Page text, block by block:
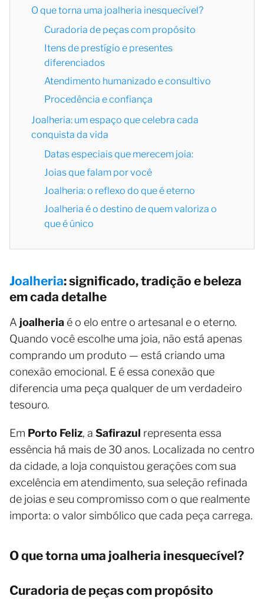
O que torna uma joalheria inesquecível?
Curadoria de peças com propósito
Itens de prestígio e presentes
diferenciados
Atendimento humanizado e consultivo
Procedência e confiança
Joalheria: um espaço que celebra cada
conquista da vida
Datas especiais que merecem joia:
Joias que falam por você
Joalheria: o reflexo do que é eterno
Joalheria é o destino de quem valoriza o
que é único
Joalheria: significado, tradição e beleza
em cada detalhe
A joalheria é o elo entre o artesanal e o eterno.
Quando você escolhe uma joia, não está apenas
comprando um produto — está criando uma
conexão emocional. E é essa conexão que
diferencia uma peça qualquer de um verdadeiro
tesouro.
Em Porto Feliz, a Safirazul representa essa
essência há mais de 30 anos. Localizada no centro
da cidade, a loja conquistou gerações com sua
excelência em atendimento, sua seleção refinada
de joias e seu compromisso com o que realmente
importa: o valor simbólico que cada peça carrega.
O que torna uma joalheria inesquecível?
Curadoria de peças com propósito